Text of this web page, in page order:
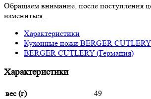
Обращаем внимание, после поступления
измениться.
Характеристики
Кухонные ножи BERGER CUTLERY
BERGER CUTLERY (Германия)
Характеристики
вес (г)
49